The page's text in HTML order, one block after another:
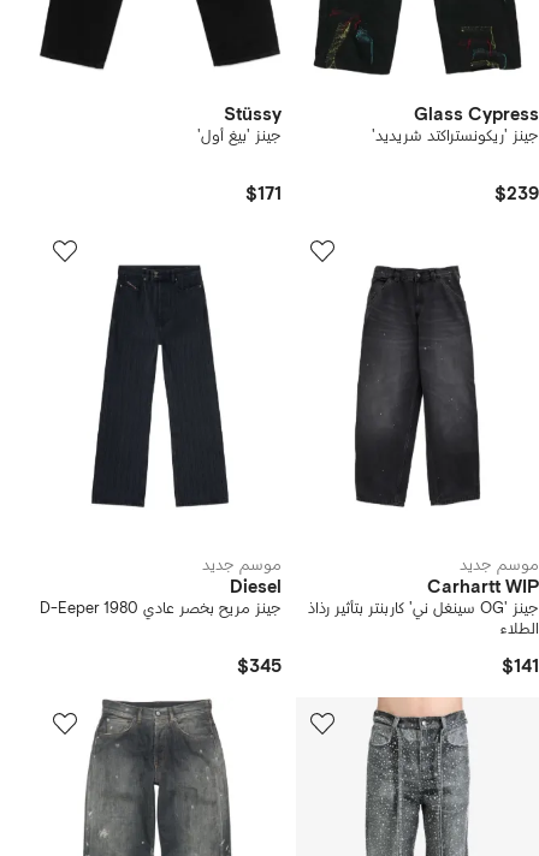
Glass Cypress
جينز 'ريكونستراكتد شريديد'
$239
Stüssy
جينز 'بيغ أول'
$171
موسم جديد
Carhartt WIP
جينز 'OG سينغل ني' كاربنتر بتأثير رذاذ
الطلاء
$141
موسم جديد
Diesel
جينز مريح بخصر عادي 1980 D-Eeper
$345